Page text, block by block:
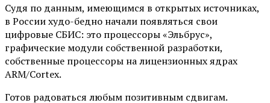
Судя по данным, имеющимся в открытых источниках,
в России худо-бедно начали появляться свои
цифровые СБИС: это процессоры «Эльбрус»,
графические модули собственной разработки,
собственные процессоры на лицензионных ядрах
ARM/Cortex.
Готов радоваться любым позитивным сдвигам.